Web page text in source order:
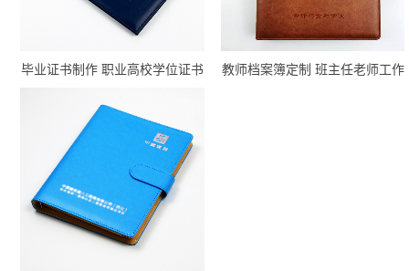
毕业证书制作 职业高校学位证书
教师档案簿定制 班主任老师工作